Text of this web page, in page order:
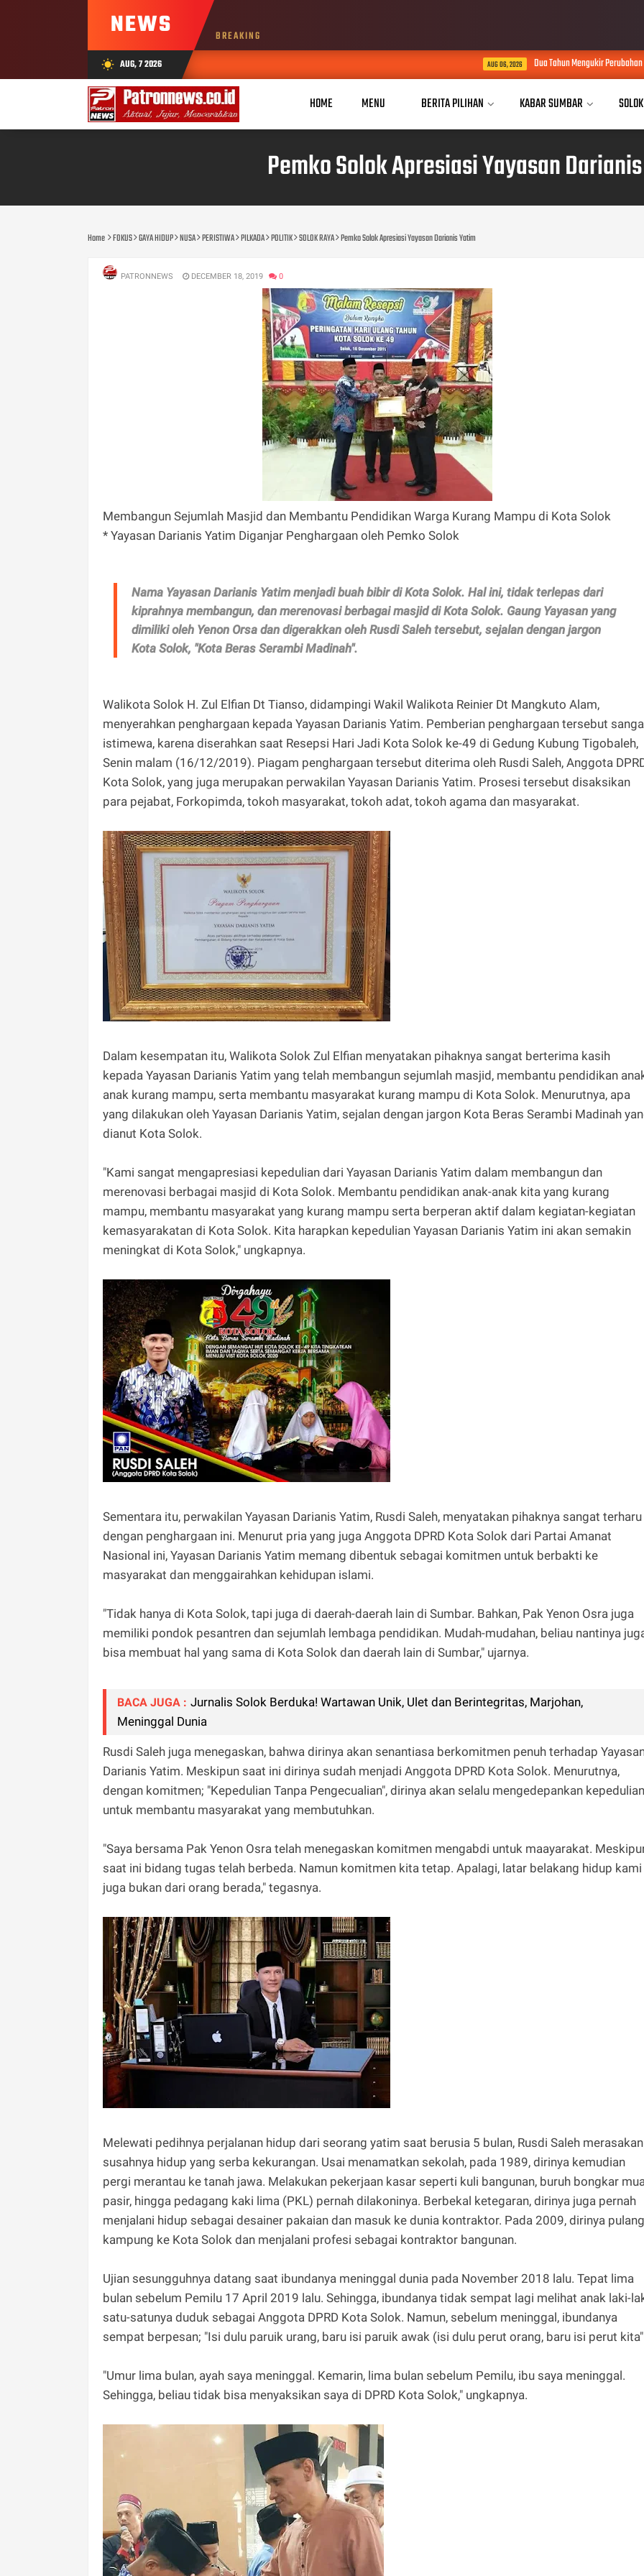
NEWS BREAKING
wb_sunny AUG, 7 2026 Dua Tahun Mengukir Perubahan di MAN 2 Solok,
HOME MENU BERITA PILIHAN KABAR SUMBAR
Pemko Solok Apresiasi Yayasan
Home FOKUS GAYA HIDUP NUSA PERISTIWA PILKADA POLITIK SOLOK RAYA Pemko Solok Apresiasi Yayasan Darianis Yatim
PATRONNEWS DECEMBER 18, 2019 0
Membangun Sejumlah Masjid dan Membantu Pendidikan Warga Kurang Mampu di Kota Solok
* Yayasan Darianis Yatim Diganjar Penghargaan oleh Pemko Solok
Nama Yayasan Darianis Yatim menjadi buah bibir di Kota Solok. Hal ini, tidak terlepas dari
kiprahnya membangun, dan merenovasi berbagai masjid di Kota Solok. Gaung Yayasan yang
dimiliki oleh Yenon Orsa dan digerakkan oleh Rusdi Saleh tersebut, sejalan dengan jargon
Kota Solok, "Kota Beras Serambi Madinah".
Walikota Solok H. Zul Elfian Dt Tianso, didampingi Wakil Walikota Reinier Dt Mangkuto Alam,
menyerahkan penghargaan kepada Yayasan Darianis Yatim. Pemberian penghargaan tersebut
istimewa, karena diserahkan saat Resepsi Hari Jadi Kota Solok ke-49 di Gedung Kubung Tigobaleh,
Senin malam (16/12/2019). Piagam penghargaan tersebut diterima oleh Rusdi Saleh, Anggota
Kota Solok, yang juga merupakan perwakilan Yayasan Darianis Yatim. Prosesi tersebut disaksikan
para pejabat, Forkopimda, tokoh masyarakat, tokoh adat, tokoh agama dan masyarakat.
Dalam kesempatan itu, Walikota Solok Zul Elfian menyatakan pihaknya sangat berterima kasih
kepada Yayasan Darianis Yatim yang telah membangun sejumlah masjid, membantu pendidikan
anak kurang mampu, serta membantu masyarakat kurang mampu di Kota Solok. Menurutnya, apa
yang dilakukan oleh Yayasan Darianis Yatim, sejalan dengan jargon Kota Beras Serambi Madinah
dianut Kota Solok.
"Kami sangat mengapresiasi kepedulian dari Yayasan Darianis Yatim dalam membangun dan
merenovasi berbagai masjid di Kota Solok. Membantu pendidikan anak-anak kita yang kurang
mampu, membantu masyarakat yang kurang mampu serta berperan aktif dalam kegiatan-kegiatan
kemasyarakatan di Kota Solok. Kita harapkan kepedulian Yayasan Darianis Yatim ini akan semakin
meningkat di Kota Solok," ungkapnya.
Sementara itu, perwakilan Yayasan Darianis Yatim, Rusdi Saleh, menyatakan pihaknya sangat terharu
dengan penghargaan ini. Menurut pria yang juga Anggota DPRD Kota Solok dari Partai Amanat
Nasional ini, Yayasan Darianis Yatim memang dibentuk sebagai komitmen untuk berbakti ke
masyarakat dan menggairahkan kehidupan islami.
"Tidak hanya di Kota Solok, tapi juga di daerah-daerah lain di Sumbar. Bahkan, Pak Yenon Osra juga
memiliki pondok pesantren dan sejumlah lembaga pendidikan. Mudah-mudahan, beliau nantinya
bisa membuat hal yang sama di Kota Solok dan daerah lain di Sumbar," ujarnya.
BACA JUGA : Jurnalis Solok Berduka! Wartawan Unik, Ulet dan Berintegritas, Marjohan,
Meninggal Dunia
Rusdi Saleh juga menegaskan, bahwa dirinya akan senantiasa berkomitmen penuh terhadap
Darianis Yatim. Meskipun saat ini dirinya sudah menjadi Anggota DPRD Kota Solok. Menurutnya,
dengan komitmen; "Kepedulian Tanpa Pengecualian", dirinya akan selalu mengedepankan kepedulian
untuk membantu masyarakat yang membutuhkan.
"Saya bersama Pak Yenon Osra telah menegaskan komitmen mengabdi untuk maayarakat.
saat ini bidang tugas telah berbeda. Namun komitmen kita tetap. Apalagi, latar belakang hidup kami
juga bukan dari orang berada," tegasnya.
Melewati pedihnya perjalanan hidup dari seorang yatim saat berusia 5 bulan, Rusdi Saleh merasakan
susahnya hidup yang serba kekurangan. Usai menamatkan sekolah, pada 1989, dirinya kemudian
pergi merantau ke tanah jawa. Melakukan pekerjaan kasar seperti kuli bangunan, buruh bongkar
pasir, hingga pedagang kaki lima (PKL) pernah dilakoninya. Berbekal ketegaran, dirinya juga pernah
menjalani hidup sebagai desainer pakaian dan masuk ke dunia kontraktor. Pada 2009, dirinya pulang
kampung ke Kota Solok dan menjalani profesi sebagai kontraktor bangunan.
Ujian sesungguhnya datang saat ibundanya meninggal dunia pada November 2018 lalu. Tepat lima
bulan sebelum Pemilu 17 April 2019 lalu. Sehingga, ibundanya tidak sempat lagi melihat anak laki-
satu-satunya duduk sebagai Anggota DPRD Kota Solok. Namun, sebelum meninggal, ibundanya
sempat berpesan; "Isi dulu paruik urang, baru isi paruik awak (isi dulu perut orang, baru isi perut
"Umur lima bulan, ayah saya meninggal. Kemarin, lima bulan sebelum Pemilu, ibu saya meninggal.
Sehingga, beliau tidak bisa menyaksikan saya di DPRD Kota Solok," ungkapnya.